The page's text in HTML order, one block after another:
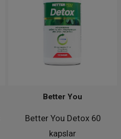
Better You Detox 60
kapslar
Better You